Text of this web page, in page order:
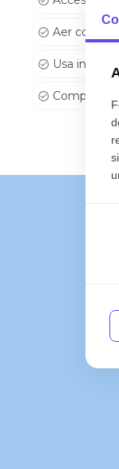
proprietate îmbină
inspirată pentru
lung.
Aer
Usa intrare
Complet